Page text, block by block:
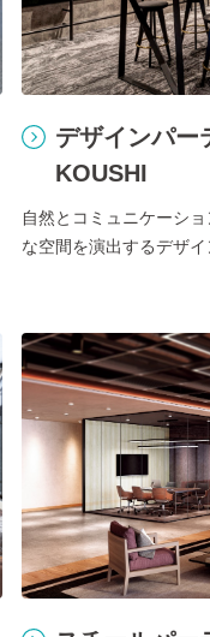
デザインパー
KOUSHI
自然とコミュニケーシ
な空間を演出するデザ